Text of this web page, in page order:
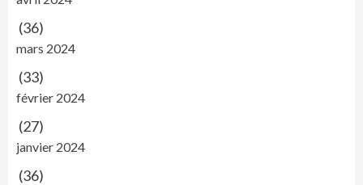
(36)
mars 2024
(33)
février 2024
(27)
janvier 2024
(36)